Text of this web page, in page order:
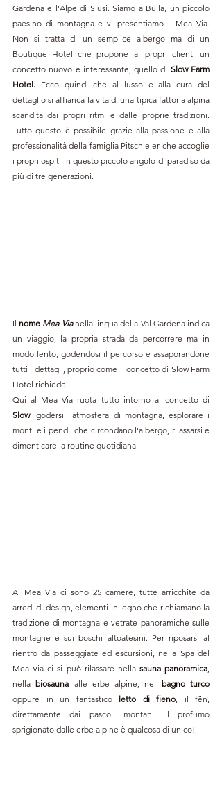
Gardena e l'Alpe di Siusi. Siamo a Bulla, un piccolo
paesino di montagna e vi presentiamo il Mea Via.
Non si tratta di un semplice albergo ma di un
Boutique Hotel che propone ai propri clienti un
concetto nuovo e interessante, quello di Slow Farm
Hotel. Ecco quindi che al lusso e alla cura del
dettaglio si affianca la vita di una tipica fattoria alpina
scandita dai propri ritmi e dalle proprie tradizioni.
Tutto questo è possibile grazie alla passione e alla
professionalità della famiglia Pitschieler che accoglie
i propri ospiti in questo piccolo angolo di paradiso da
più di tre generazioni.
Il nome Mea Via nella lingua della Val Gardena indica
un viaggio, la propria strada da percorrere ma in
modo lento, godendosi il percorso e assaporandone
tutti i dettagli, proprio come il concetto di Slow Farm
Hotel richiede.
Slow: godersi l'atmosfera di montagna, esplorare i
monti e i pendii che circondano l'albergo, rilassarsi e
dimenticare la routine quotidiana.
Al Mea Via ci sono 25 camere, tutte arricchite da
arredi di design, elementi in legno che richiamano la
tradizione di montagna e vetrate panoramiche sulle
montagne e sui boschi altoatesini. Per riposarsi al
rientro da passeggiate ed escursioni, nella Spa del
Mea Via ci si può rilassare nella sauna panoramica
nella biosauna alle erbe alpine, nel
oppure in un fantastico letto di fieno , il fën,
direttamente dai pascoli montani. Il profumo
sprigionato dalle erbe alpine è qualcosa di unico!